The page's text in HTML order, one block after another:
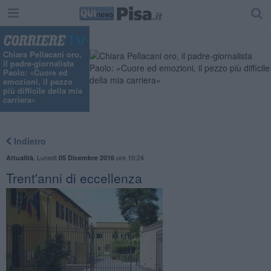
Chiara Pellacani oro,
il padre-giornalista
Paolo: «Cuore ed
emozioni, il pezzo
più difficile della mia
carriera»
Indietro
Attualità Lunedì 05 Dicembre 2016ore 10:24
Trent'anni di eccellenza